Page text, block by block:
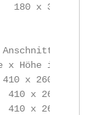
180 x 30
x Höhe in mm)
x 260
x 260
x 260